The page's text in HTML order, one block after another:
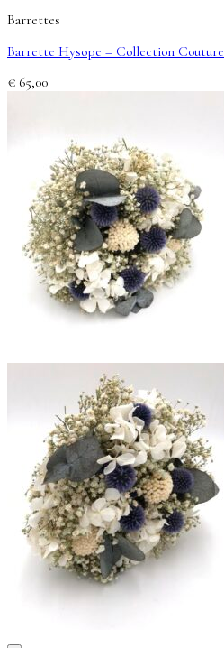
Barrettes
Barrette Hysope – Collection Couture
€ 65,00